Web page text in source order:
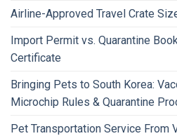
Airline-Approved Travel Crate
Import Permit vs. Quarantine
Certificate
Bringing Pets to South Korea:
Microchip Rules & Quarantine
Pet Transportation Service From